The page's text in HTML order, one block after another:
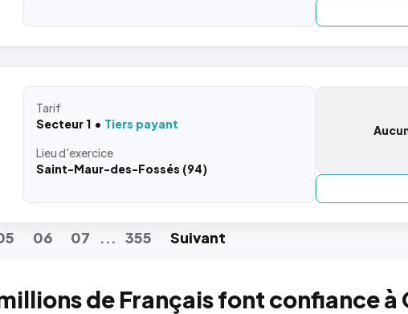
Tarif
Secteur 1
Tiers payant
Lieud'exercice
Saint-Maur-des-Fossés (94)
06 07 ... 355 Suivant
de Français font confiance à